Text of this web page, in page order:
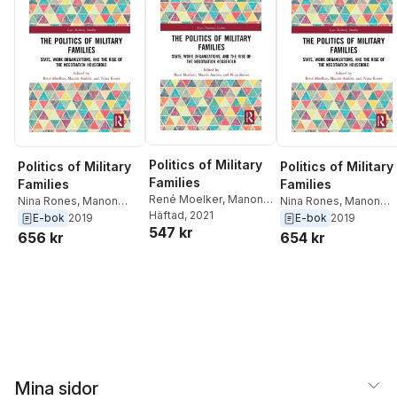
Politics of Military
Families
Nina Rones, Manon
Andres,Rene Moelker
E-bok 2019
656 kr
Politics of Military
Families
René Moelker, Manon
Andres,Nina Rones
Häftad, 2021
547 kr
Politics of Military
Families
Nina Rones, Manon
Andres,Rene Moelker
E-bok 2019
654 kr
Mina sidor